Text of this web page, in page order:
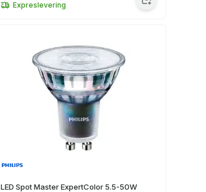
Expreslevering
LED Spot Master ExpertColor 5.5-50W